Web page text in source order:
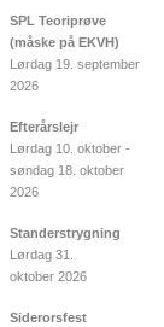
SPL Teoriprøve
(måske på EKVH)
Lørdag 19. september
2026
Efterårslejr
Lørdag 10. oktober -
søndag 18. oktober
2026
Standerstrygning
Lørdag 31.
oktober 2026
Siderorsfest